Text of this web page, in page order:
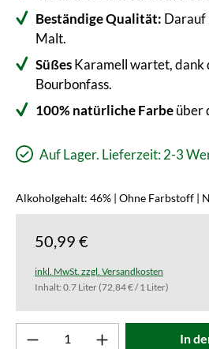
Beständige Qualität: Darauf
Malt.
SüßesKaramell wartet, dank
Bourbonfass.
100% natürliche Farbeüber
Auf Lager. Lieferzeit: 2-3
Alkoholgehalt: 46% | Ohne Farbstoff |
50,99 €
inkl. MwSt. zzgl. Versandkosten
Inhalt: 0.7 Liter(72,84 € / 1 Liter)
Produkt Anzahl: Gib In